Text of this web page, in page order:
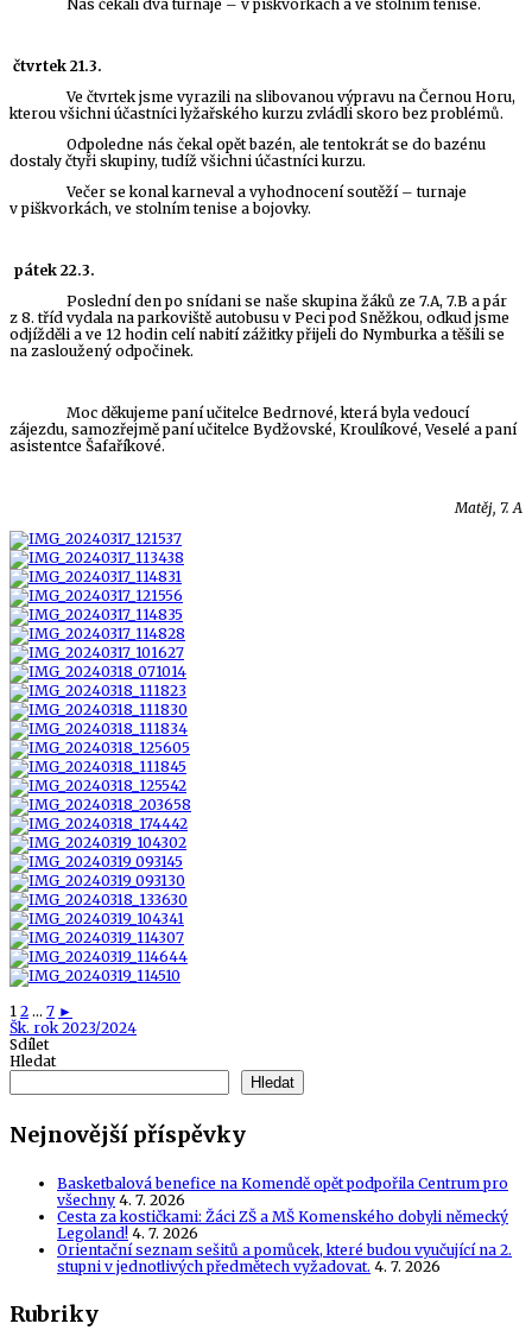
Nás čekali dva turnaje – v piškvorkách a ve stolním tenise.
čtvrtek 21.3.
Ve čtvrtek jsme vyrazili na slibovanou výpravu na Černou Horu,
kterou všichni účastníci lyžařského kurzu zvládli skoro bez problémů.
Odpoledne nás čekal opět bazén, ale tentokrát se do bazénu
dostaly čtyři skupiny, tudíž všichni účastníci kurzu.
Večer se konal karneval a vyhodnocení soutěží – turnaje
v piškvorkách, ve stolním tenise a bojovky.
pátek 22.3.
Poslední den po snídani se naše skupina žáků ze 7.A, 7.B a pár
z 8. tříd vydala na parkoviště autobusu v Peci pod Sněžkou, odkud jsme
odjížděli a ve 12 hodin celí nabití zážitky přijeli do Nymburka a těšili se
na zasloužený odpočinek.
Moc děkujeme paní učitelce Bedrnové, která byla vedoucí
zájezdu, samozřejmě paní učitelce Bydžovské, Kroulíkové, Veselé a paní
asistentce Šafaříkové.
Matěj, 7. A
1 2 ... 7 ►
Tags
Šk. rok 2023/2024
Sdílet
Hledat
Hledat
Nejnovější příspěvky
Basketbalová benefice na Komendě opět podpořila Centrum pro
všechny 4. 7. 2026
Cesta za kostičkami: Žáci ZŠ a MŠ Komenského dobyli německý
Legoland! 4. 7. 2026
Orientační seznam sešitů a pomůcek, které budou vyučující na 2.
stupni v jednotlivých předmětech vyžadovat. 4. 7. 2026
Rubriky